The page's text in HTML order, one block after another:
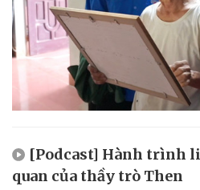
[Podcast] Hành trình
quan của thầy trò Then